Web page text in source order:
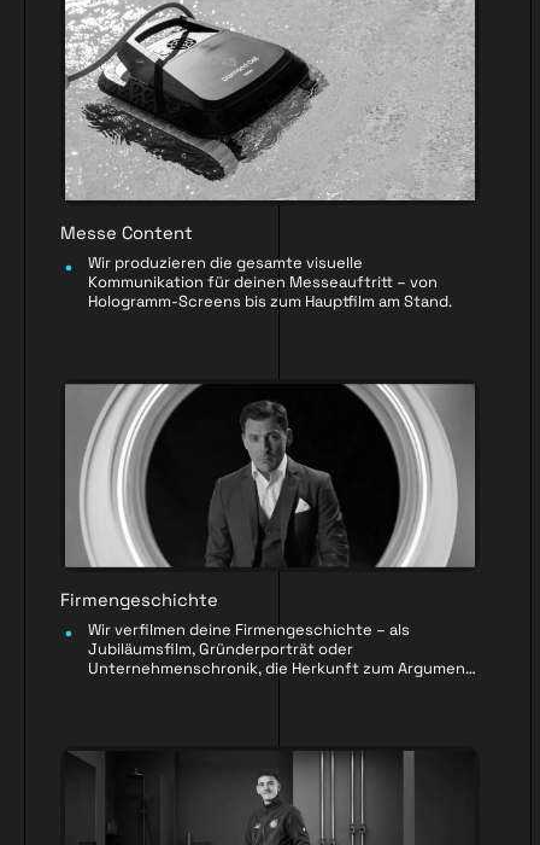
Messe Content
Wir produzieren die gesamte visuelle
Kommunikation für deinen Messeauftritt – von
Hologramm-Screens bis zum Hauptfilm am Stand.
Firmengeschichte
Wir verfilmen deine Firmengeschichte – als
Jubiläumsfilm, Gründerporträt oder
Unternehmenschronik, die Herkunft zum Argument